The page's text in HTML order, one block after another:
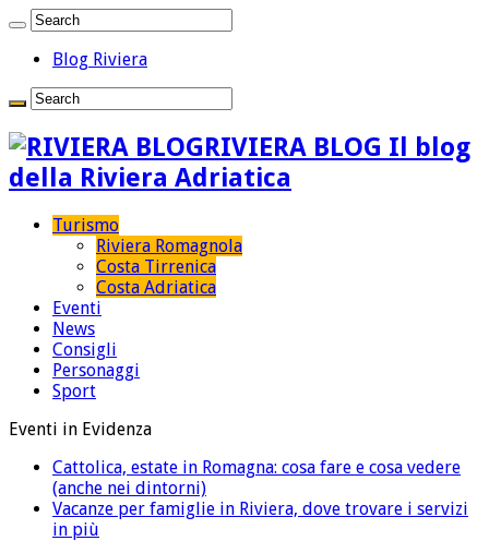
Blog Riviera
RIVIERA BLOG Il blog
della Riviera Adriatica
Turismo
Riviera Romagnola
Costa Tirrenica
Costa Adriatica
Eventi
News
Consigli
Personaggi
Sport
Eventi in Evidenza
Cattolica, estate in Romagna: cosa fare e cosa vedere
(anche nei dintorni)
Vacanze per famiglie in Riviera, dove trovare i servizi
in più